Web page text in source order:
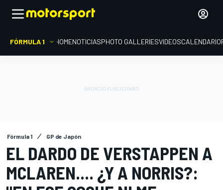
FÓRMULA 1 HOMENOTICIASPHOTO GALLERIESVIDEOSCALENDARIO
Fórmula 1 GP de Japón
EL DARDO DE VERSTAPPEN A
MCLAREN.... ¿Y A NORRIS?: